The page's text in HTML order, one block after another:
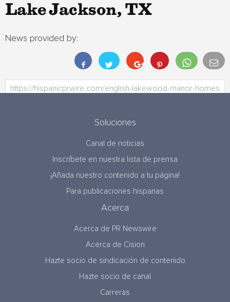
Lake Jackson, TX
News provided by:
Soluciones
Canal de noticias
Inscríbete en nuestra lista de prensa
¡Añada nuestro contenido a tu página!
Para publicaciones hispanas
Acerca
Acerca de PR Newswire
Acerca de Cision
Hazte socio de sindicación de contenido
Hazte socio de canal
Carreras